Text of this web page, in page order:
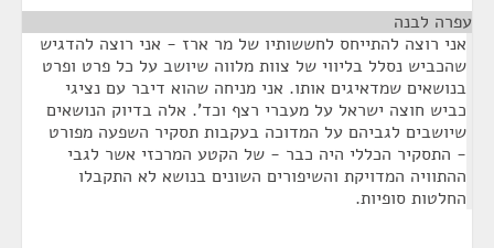
עפרה לבנה
אני רוצה להתייחס לחששותיו של מר ארז - אני רוצה להדגיש
שהכביש נסלל בליווי של צוות מלווה שיושב על כל פרט ופרט
בנושאים שמדאיגים אותו. אני מניחה שהוא דיבר עם נציגי
כביש חוצה ישראל על מעברי רצף וכד'. אלה בדיוק הנושאים
שיושבים לגביהם על המדוכה בעקבות תסקיר השפעה מפורט
- התסקיר הכללי היה כבר - של הקטע המרכזי אשר לגבי
ההתוויה המדויקת והשיפורים השונים בנושא לא התקבלו
החלטות סופיות.